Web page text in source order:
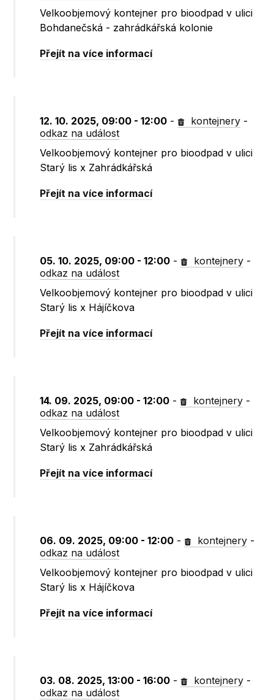
Velkoobjemový kontejner pro bioodpad v ulici
Bohdanečská - zahrádkářská kolonie
Přejít na více informací
12. 10. 2025, 09:00 - 12:00 - kontejnery -
odkaz na událost
Velkoobjemový kontejner pro bioodpad v ulici
Starý lis x Zahrádkářská
Přejít na více informací
05. 10. 2025, 09:00 - 12:00 - kontejnery -
odkaz na událost
Velkoobjemový kontejner pro bioodpad v ulici
Starý lis x Hájíčkova
Přejít na více informací
14. 09. 2025, 09:00 - 12:00 - kontejnery -
odkaz na událost
Velkoobjemový kontejner pro bioodpad v ulici
Starý lis x Zahrádkářská
Přejít na více informací
06. 09. 2025, 09:00 - 12:00 - kontejnery -
odkaz na událost
Velkoobjemový kontejner pro bioodpad v ulici
Starý lis x Hájíčkova
Přejít na více informací
03. 08. 2025, 13:00 - 16:00 - kontejnery -
odkaz na událost